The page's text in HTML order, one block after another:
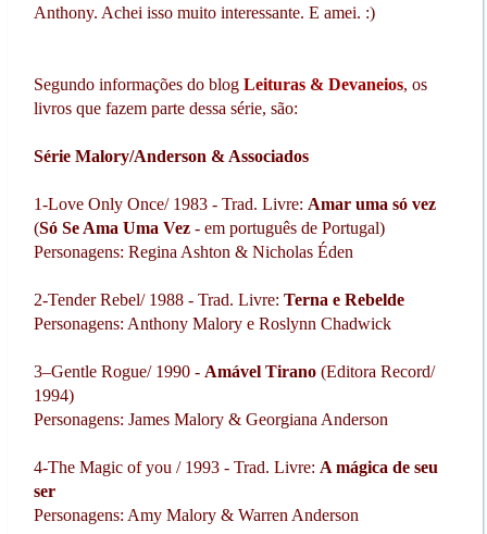
Anthony. Achei isso muito interessante. E amei. :)
Segundo informações do blogLeituras & Devaneios, os
livros que fazem parte dessa série, são:
Série Malory/Anderson & Associados
1-Love Only Once/ 1983 - Trad. Livre: Amar uma só vez
(Só Se Ama Uma Vez - em português de Portugal)
Personagens: Regina Ashton & Nicholas Éden
2-Tender Rebel/ 1988 - Trad. Livre: Terna e Rebelde
Personagens: Anthony Malory e Roslynn Chadwick
3–Gentle Rogue/ 1990 - Amável Tirano(Editora Record/
1994)
Personagens: James Malory & Georgiana Anderson
4-The Magic of you / 1993 - Trad. Livre: A mágica de seu
ser
Personagens: Amy Malory & Warren Anderson